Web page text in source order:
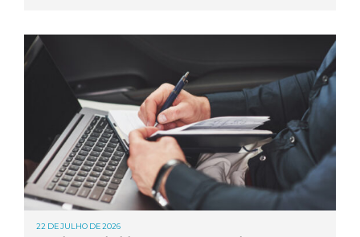
22 DE JULHO DE 2026